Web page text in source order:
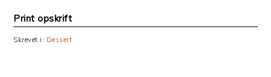
Print opskrift
Skrevet i: Dessert